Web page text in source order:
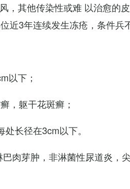
，其他传染性或难 以治愈的
近3年连续发生冻疮，条件兵
以下；
，躯干花斑癣；
长径在3cm以下。
肉芽肿，非淋菌性尿道炎，